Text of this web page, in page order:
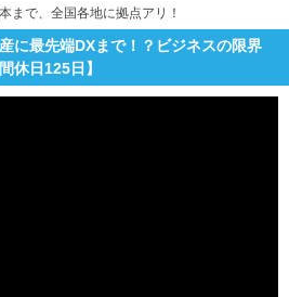
まで、全国各地に拠点アリ！
に最先端DXまで！？ビジネスの限界
休日125日】